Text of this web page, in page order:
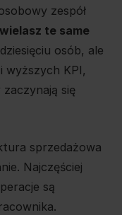
zespół
te same
osób, ale
wyższych KPI,
się
sprzedażowa
Najczęściej
są